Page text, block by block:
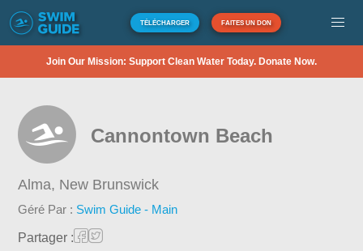
TÉLÉCHARGER FAITES UN DON
Join Our Mission: Support Clean Water Today. Donate Now.
Cannontown Beach
Alma, New Brunswick
Géré Par : Swim Guide - Main
Partager :